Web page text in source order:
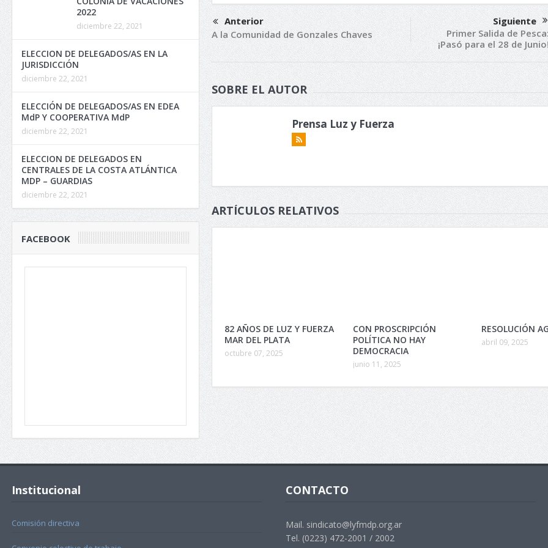
Anterior
A la Comunidad de Gonzales Chaves
Siguiente
Primer Salida de
¡Pasó para el 28 de
SOBRE EL AUTOR
Prensa Luz y Fuerza
ARTÍCULOS RELATIVOS
82 AÑOS DE LUZ Y FUERZA
MAR DEL PLATA
octubre 07, 2025
CON PROSCRIPCIÓN
POLÍTICA NO HAY
DEMOCRACIA
junio 11, 2025
RESOLUCIÓN
abril 09, 2025
2022
diciembre 22, 2021
ELECCION DE DELEGADOS/AS EN LA
JURISDICCIÓN
diciembre 22, 2021
ELECCIÓN DE DELEGADOS/AS EN EDEA
MdP Y COOPERATIVA MdP
diciembre 22, 2021
ELECCION DE DELEGADOS EN
CENTRALES DE LA COSTA ATLÁNTICA
MDP – GUARDIAS
diciembre 22, 2021
FACEBOOK
Institucional
Comisión directiva
CONTACTO
Mail. sindicato@lyfmdp.org.ar
Tel. (0223) 472-2001 / 2002